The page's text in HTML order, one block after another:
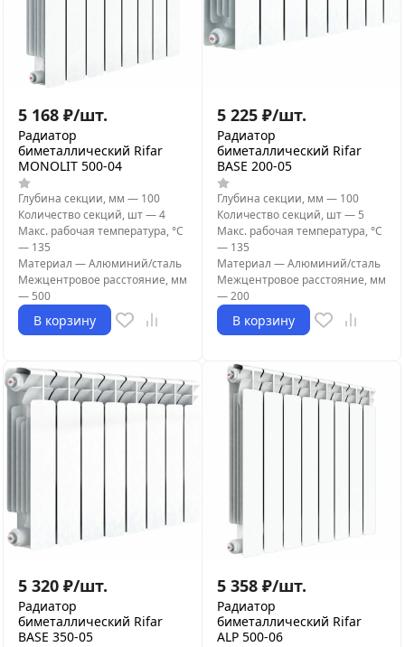
5 168 ₽/шт.
Радиатор
биметаллический Rifar
MONOLIT 500-04
Глубина секции, мм — 100
Количество секций, шт—4
Макс. рабочая температура, °С
— 135
Материал —Алюминий/сталь
Межцентровое расстояние, мм
— 500
В корзину
5 225 ₽/шт.
Радиатор
биметаллический Rifar
BASE 200-05
Глубина секции, мм — 100
Количество секций, шт— 5
Макс. рабочая температура, °С
— 135
Материал —Алюминий/сталь
Межцентровое расстояние, мм
—200
В корзину
5 320 ₽/шт.
Радиатор
биметаллический Rifar
BASE 350-05
5 358 ₽/шт.
Радиатор
биметаллический Rifar
ALP 500-06